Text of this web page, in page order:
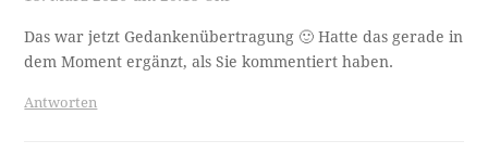
Das war jetzt Gedankenübertragung 🙂 Hatte das gerade in
dem Moment ergänzt, als Sie kommentiert haben.
Antworten